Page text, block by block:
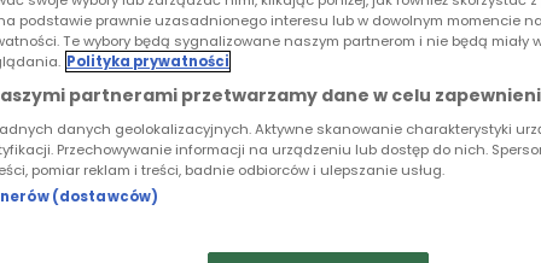
tamtym dniom, przywołując obrazy
podstawie prawnie uzasadnionego interesu lub w dowolnym momencie
Te wybory będą sygnalizowane naszym partnerom i nie będą miały
Polityka prywatności
partnerami przetwarzamy dane w celu
danych geolokalizacyjnych. Aktywne skanowanie charakterystyki
Przechowywanie informacji na urządzeniu lub dostęp do nich.
pomiar reklam i treści, badnie odbiorców i ulepszanie usług.
(dostawców)